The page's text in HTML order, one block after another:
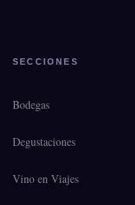
SECCIONES
Bodegas
Degustaciones
Vino en Viajes